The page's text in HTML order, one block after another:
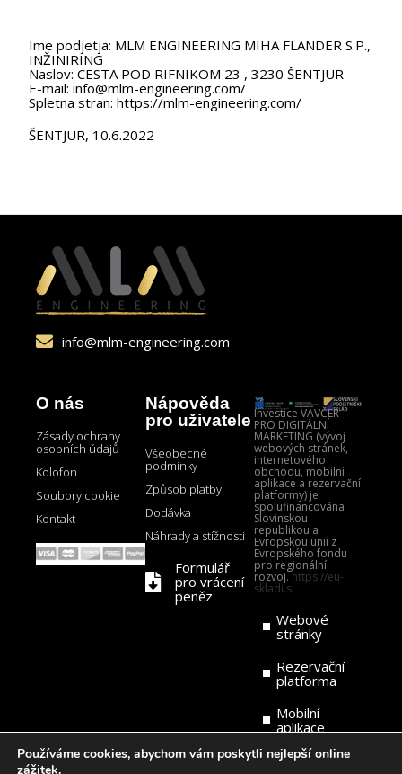
Ime podjetja: MLM ENGINEERING MIHA FLANDER S.P.,
INŽINIRING
Naslov: CESTA POD RIFNIKOM 23 , 3230 ŠENTJUR
E-mail:info@mlm-engineering.com/
Spletna stran: https://mlm-engineering.com/
ŠENTJUR, 10.6.2022
info@mlm-engineering.com
O nás
Zásady ochrany
osobních údajů
Kolofon
Soubory cookie
Kontakt
Nápověda
pro uživatele
Všeobecné
podmínky
Způsob platby
Dodávka
Náhrady a stížnosti
Formulář
pro vrácení
peněz
Investice VAVČER
PRO DIGITÁLNÍ
MARKETING (vývoj
webových stránek,
internetového
obchodu, mobilní
aplikace a rezervační
platformy) je
spolufinancována
Slovinskou
republikou a
Evropskou unií z
Evropského fondu
pro regionální
rozvoj.https://eu-
skladi.si
Webové
stránky
Rezervační
platforma
Mobilní
aplikace
Používáme cookies, abychom vám poskytli nejlepší online
zážitek.